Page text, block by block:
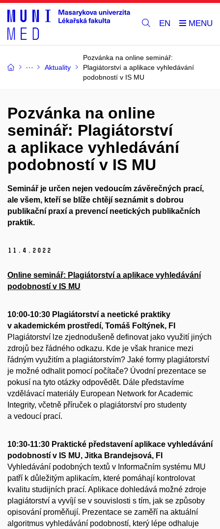
EN
Aktuality
Pozvánka na online seminář:
Plagiátorství a aplikace vyhledávání
podobností v IS MU
Pozvánka na online
seminář: Plagiátorství
a aplikace vyhledávání
podobností v IS MU
Seminář je určen nejen vedoucím závěrečných prací,
ale všem, kteří se blíže chtějí seznámit s dobrou
publikační praxí a prevencí neetických publikačních
praktik.
11. 4. 2022
Online seminář: Plagiátorství a aplikace vyhledávání
podobností v IS MU
10:00-10:30 Plagiátorství a neetické praktiky
v akademickém prostředí, Tomáš Foltýnek, FI
Plagiátorství lze zjednodušeně definovat jako využití jiných
zdrojů bez řádného odkazu. Kde je však hranice mezi
řádným využitím a plagiátorstvím? Jaké formy plagiátorství
je možné odhalit pomocí počítače? Úvodní prezentace se
pokusí na tyto otázky odpovědět. Dále představíme
vzdělávací materiály European Network for Academic
Integrity, včetně příruček o plagiátorství pro studenty
a vedoucí prací.
10:30-11:30 Praktické představení aplikace vyhledávání
podobností v IS MU, Jitka Brandejsová, FI
Vyhledávání podobných textů v Informačním systému MU
patří k důležitým aplikacím, které pomáhají kontrolovat
kvalitu studijních prací. Aplikace dohledává možné zdroje
plagiátorství a vyvíjí se v souvislosti s tím, jak se způsoby
opisování proměňují. Prezentace se zaměří na aktuální
algoritmus vyhledávání podobností, který lépe odhaluje